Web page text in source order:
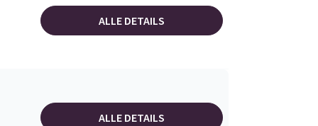
ALLE DETAILS
ALLE DETAILS